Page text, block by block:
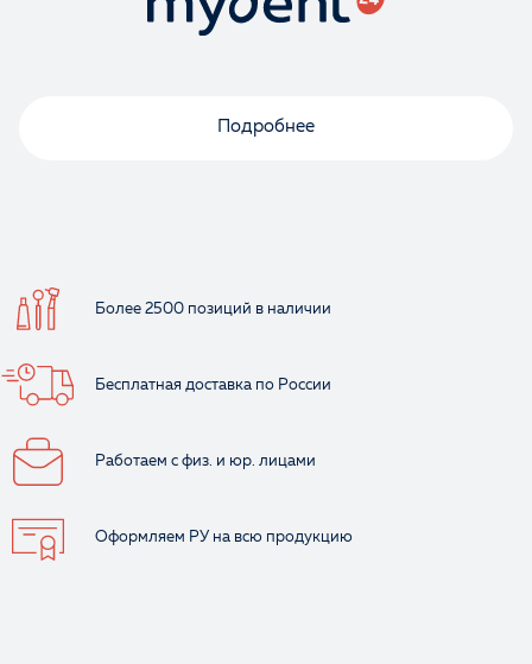
Подробнее
Более 2500 позиций в наличии
Бесплатная доставка по России
Работаем с физ. и юр. лицами
Оформляем РУ на всю продукцию